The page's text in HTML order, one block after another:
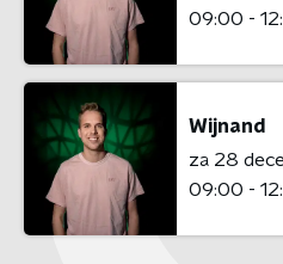
09:00 -
Wijnand
za 28
09:00 -